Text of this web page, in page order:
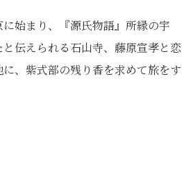
始まり、『源氏物語』所縁の宇
伝えられる石山寺、藤原宣孝と恋
、紫式部の残り香を求めて旅をす